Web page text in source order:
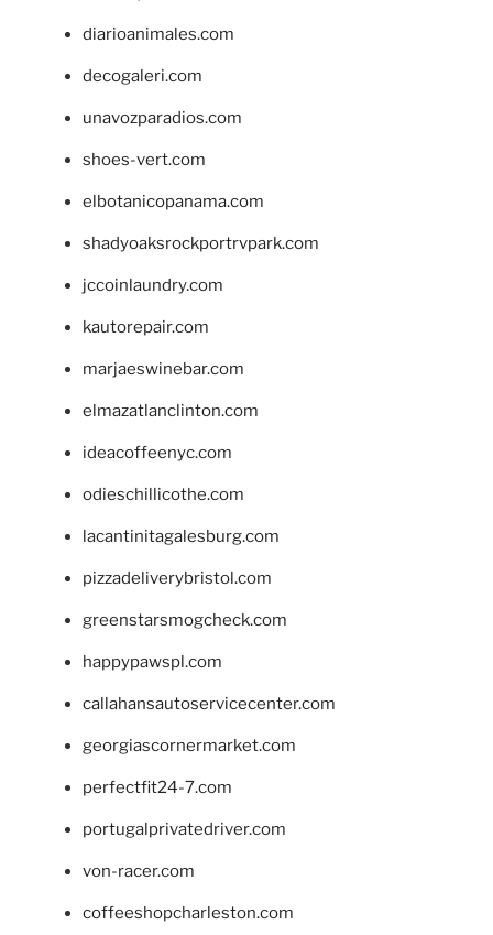
diarioanimales.com
decogaleri.com
unavozparadios.com
shoes-vert.com
elbotanicopanama.com
shadyoaksrockportrvpark.com
jccoinlaundry.com
kautorepair.com
marjaeswinebar.com
elmazatlanclinton.com
ideacoffeenyc.com
odieschillicothe.com
lacantinitagalesburg.com
pizzadeliverybristol.com
greenstarsmogcheck.com
happypawspl.com
callahansautoservicecenter.com
georgiascornermarket.com
perfectfit24-7.com
portugalprivatedriver.com
von-racer.com
coffeeshopcharleston.com